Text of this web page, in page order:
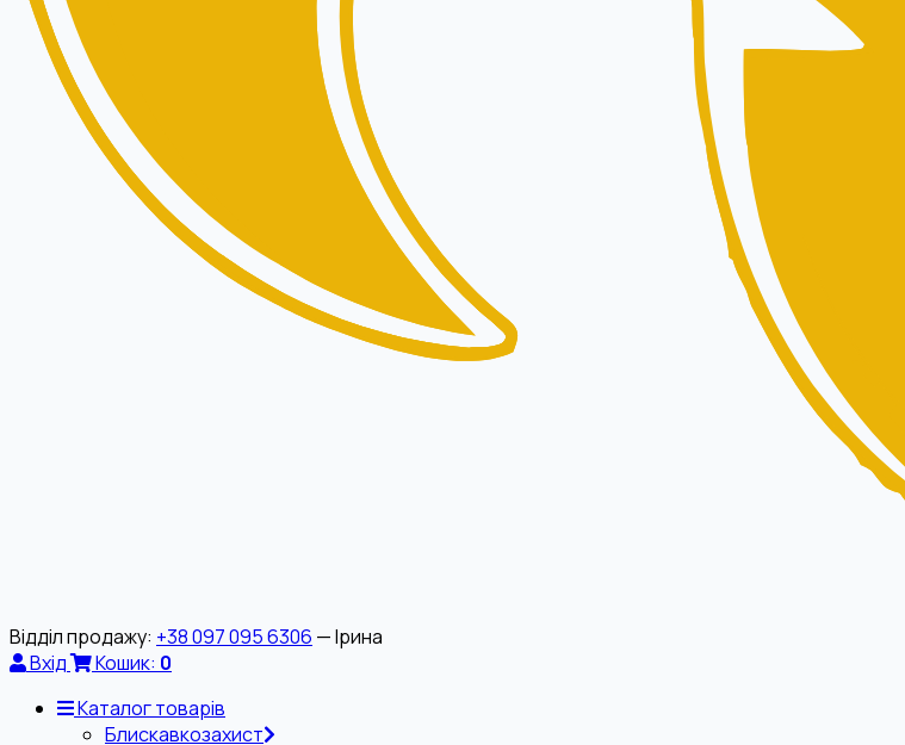
Відділ продажу: +38 097 095 6306 — Ірина
Вхід
Кошик: 0
Каталог товарів
Блискавкозахист